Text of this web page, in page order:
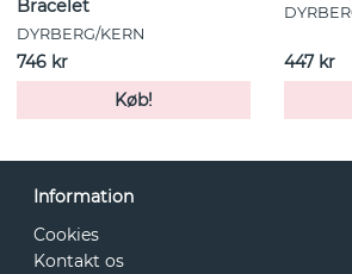
Bracelet
DYRBERG/KERN
746 kr
Køb!
447 kr
Information
Cookies
Kontakt os